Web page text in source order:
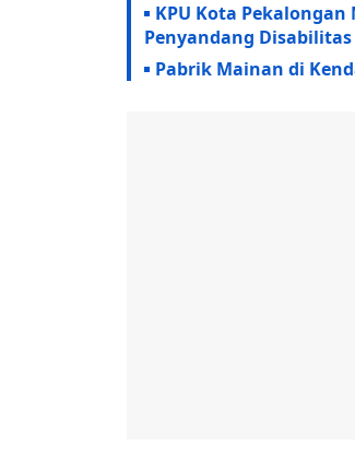
KPU Kota
Penyandang Disabilitas
Pabrik Mainan di